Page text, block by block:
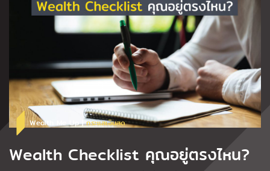
Wealth Me Up |กระแสเงินสด
Wealth Checklist คุณอยู่ตรงไหน?